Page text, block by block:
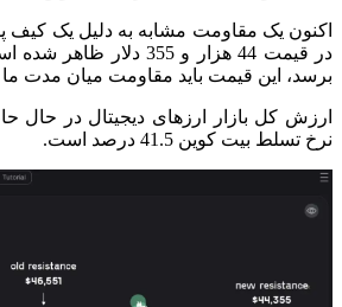
اکنون یک مقاومت مشابه به دلیل یک کیف
در قیمت 44 هزار و 355
برسد، این قیمت باید مقاومت میان مدت ما
نرخ تسلط بیت کوین 41.5 درصد است.